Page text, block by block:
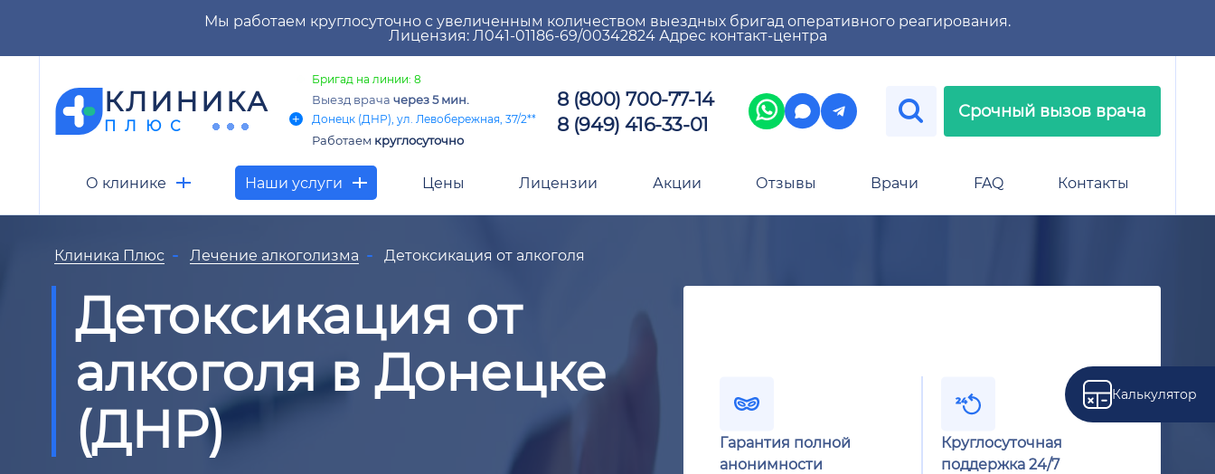
Мы работаем круглосуточно с увеличенным количеством выездных бригад оперативного реагирования.
Лицензия: Л041-01186-69/00342824 Адрес контакт-центра
КЛИНИКА
ПЛЮС
Бригад на линии: 8
Выезд врачачерез 5 мин.
Донецк (ДНР), ул. Левобережная, 37/2**
Работаем круглосуточно
8 (800) 700-77-14
8 (949) 416-33-01
Срочный вызов врача
О клинике Наши услуги Цены Лицензии Акции Отзывы Врачи FAQ Контакты
Калькулятор
Клиника Плюс Лечение алкоголизма Детоксикация от алкоголя
Детоксикация от
алкоголя в Донецке
(ДНР)
Гарантия полной
анонимности
Круглосуточная
поддержка 24/7